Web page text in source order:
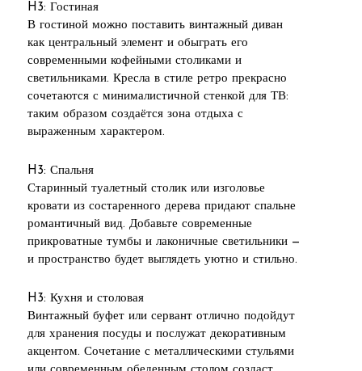
H3: Гостиная
В гостиной можно поставить винтажный диван
как центральный элемент и обыграть его
современными кофейными столиками и
светильниками. Кресла в стиле ретро прекрасно
сочетаются с минималистичной стенкой для ТВ:
таким образом создаётся зона отдыха с
выраженным характером.
H3: Спальня
Старинный туалетный столик или изголовье
кровати из состаренного дерева придают спальне
романтичный вид. Добавьте современные
прикроватные тумбы и лаконичные светильники —
и пространство будет выглядеть уютно и стильно.
H3: Кухня и столовая
Винтажный буфет или сервант отлично подойдут
для хранения посуды и послужат декоративным
акцентом. Сочетание с металлическими стульями